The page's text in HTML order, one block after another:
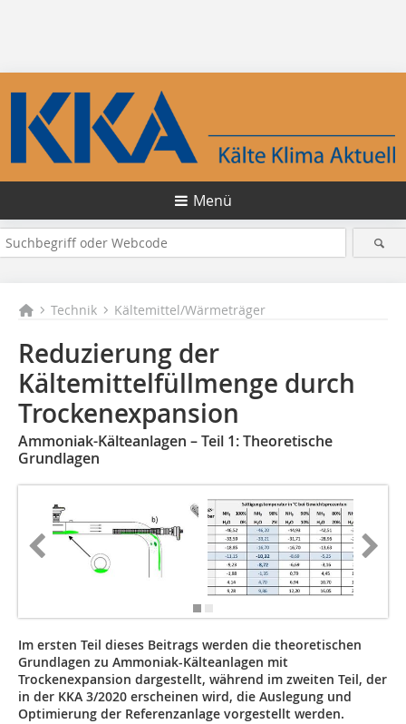
Menü
Technik Kältemittel/Wärmeträger
Reduzierung der
Kältemittelfüllmenge durch
Trockenexpansion
Ammoniak-Kälteanlagen – Teil 1: Theoretische
Grundlagen
Im ersten Teil dieses Beitrags werden die theoretischen
Grundlagen zu Ammoniak-Kälteanlagen mit
Trockenexpansion dargestellt, während im zweiten Teil, der
in der KKA 3/2020 erscheinen wird, die Auslegung und
Optimierung der Referenzanlage vorgestellt werden.